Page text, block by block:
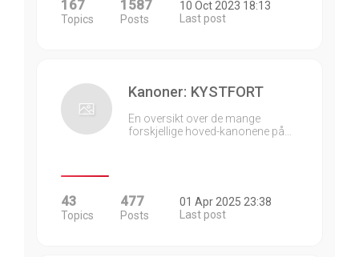
167
Topics
1587
Posts
10 Oct 2023 18:13
Last post
Kanoner: KYSTFORT
En oversikt over de mange
forskjellige hoved-kanonene på…
43
Topics
477
Posts
01 Apr 2025 23:38
Last post